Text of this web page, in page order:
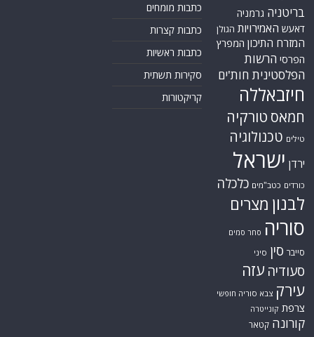
בריטניה גרמניה
דאעש האמירויות הגולן
המזרח התיכון המפרץ
הפרסי הרשות
הפלסטינית חות'ים
חיזבאללה
חמאס טורקיה
טילים טכנולוגיה
ירדן ישראל
כורדים כטב"מים כלכלה
לבנון מצרים
סוריה סחר סמים
סייבר סין סיני
סעודיה עזה
עירק צבא סוריה חופשי
צרפת קונייטרה
קורונה קטאר
כתבות מומחים
כתבות קצרות
כתבות ראשיות
סקירות תשתית
קריקטורות